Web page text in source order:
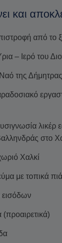
και
από το
– Ιερό του
της Δήμητρας
λικέρ
στο
Χαλκί
με τοπικά
εισόδων
(προαιρετικά)